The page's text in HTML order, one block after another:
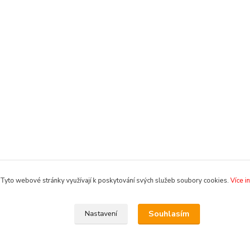
Tyto webové stránky využívají k poskytování svých služeb soubory cookies. Více
Nastavení Souhlasím